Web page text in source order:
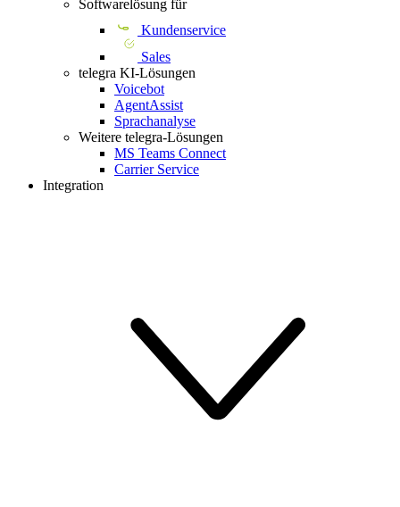
Softwarelösung für
Kundenservice
Sales
telegra KI-Lösungen
Voicebot
AgentAssist
Sprachanalyse
Weitere telegra-Lösungen
MS Teams Connect
Carrier Service
Integration